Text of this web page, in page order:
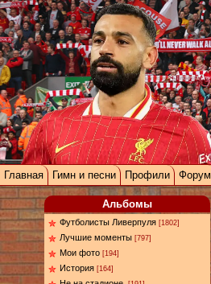
Главная Гимн и песни Профили Форум
Альбомы
Футболисты Ливерпуля [1802]
Лучшие моменты [797]
Мои фото [194]
История [164]